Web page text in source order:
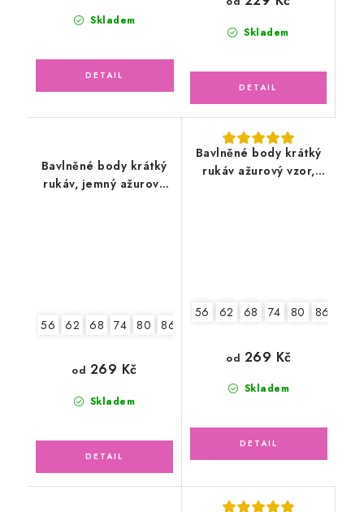
Skladem
Skladem
Bavlněné body krátký
rukáv, jemný ažurový
56 62 68 74 80 86
Skladem
od 269 Kč
Bavlněné body krátký
rukáv ažurový vzor,
56 62 68 74 80 86
Skladem
od 269 Kč